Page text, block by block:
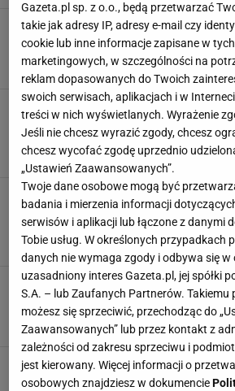
Dzięki tym roślinom
odkurzacz. To naturalne
PORADY PORZĄDKI DOMOWE
Czyszczenie rdzy z
utrapieniem. Zastosuj tę
metodę
METAL OGRÓD PORZĄDKI DOMOWE
Zrób porządki w szafie
Podpowiadamy, jak
lepszy styl
PORZĄDKI DOMOWE SPRZĄTANIE
Fugi będą czyste jak po
Moja babcia zdradziła
CZYSZCZENIE DOMOWE SPOSOBY
Zrób jedną rzecz, a
śnieżnobiały. Nawet
Gazeta.pl sp. z o.o., będą przetwarzać
takie jak adresy IP, adresy e-mail czy
cookie lub inne informacje zapisane w
marketingowych, w szczególności na
reklam dopasowanych do Twoich
swoich serwisach, aplikacjach i w
treści w nich wyświetlanych. Wyrażenie
Jeśli nie chcesz wyrazić zgody, chcesz
chcesz wycofać zgodę uprzednio
„Ustawień Zaawansowanych”.
Twoje dane osobowe mogą być
badania i mierzenia informacji
serwisów i aplikacji lub łączone z danymi
Tobie usług. W określonych przypadkach
danych nie wymaga zgody i odbywa się w
uzasadniony interes Gazeta.pl, jej spółki
S.A. – lub Zaufanych Partnerów. Takiemu
możesz się sprzeciwić, przechodząc do
Zaawansowanych” lub przez kontakt z
zależności od zakresu sprzeciwu i
jest kierowany. Więcej informacji o
osobowych znajdziesz w dokumencie